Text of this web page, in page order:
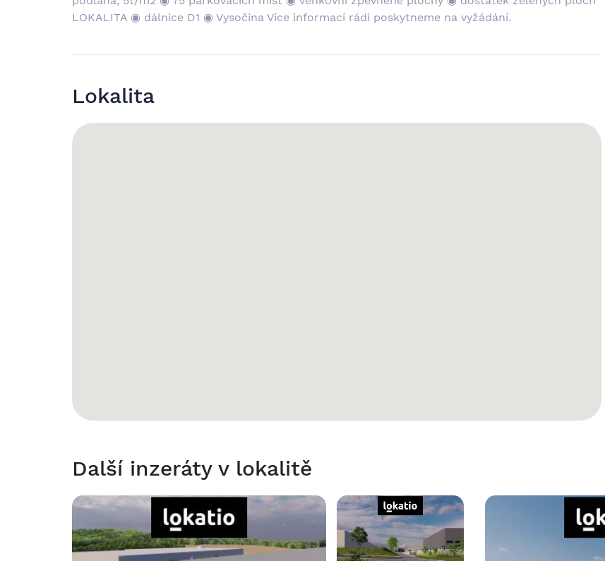
LOKALITA ◉ dálnice D1 ◉ Vysočina Více informací rádi poskytneme na vyžádání.
Lokalita
Další inzeráty v lokalitě